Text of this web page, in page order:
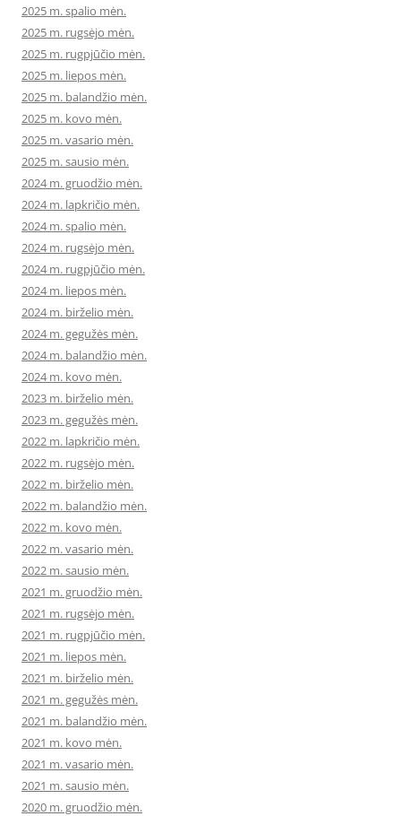
2025 m. spalio mėn.
2025 m. rugsėjo mėn.
2025 m. rugpjūčio mėn.
2025 m. liepos mėn.
2025 m. balandžio mėn.
2025 m. kovo mėn.
2025 m. vasario mėn.
2025 m. sausio mėn.
2024 m. gruodžio mėn.
2024 m. lapkričio mėn.
2024 m. spalio mėn.
2024 m. rugsėjo mėn.
2024 m. rugpjūčio mėn.
2024 m. liepos mėn.
2024 m. birželio mėn.
2024 m. gegužės mėn.
2024 m. balandžio mėn.
2024 m. kovo mėn.
2023 m. birželio mėn.
2023 m. gegužės mėn.
2022 m. lapkričio mėn.
2022 m. rugsėjo mėn.
2022 m. birželio mėn.
2022 m. balandžio mėn.
2022 m. kovo mėn.
2022 m. vasario mėn.
2022 m. sausio mėn.
2021 m. gruodžio mėn.
2021 m. rugsėjo mėn.
2021 m. rugpjūčio mėn.
2021 m. liepos mėn.
2021 m. birželio mėn.
2021 m. gegužės mėn.
2021 m. balandžio mėn.
2021 m. kovo mėn.
2021 m. vasario mėn.
2021 m. sausio mėn.
2020 m. gruodžio mėn.